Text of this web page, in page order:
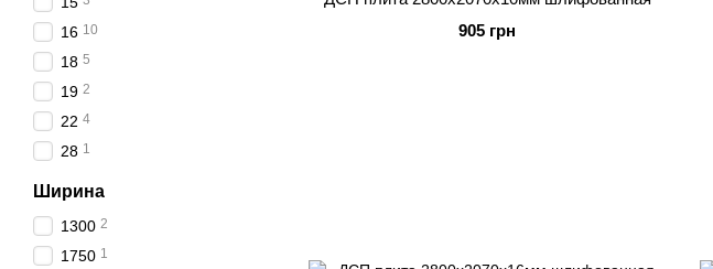
905 грн
16 10
18 5
19 2
22 4
28 1
Ширина
1300 2
1750 1